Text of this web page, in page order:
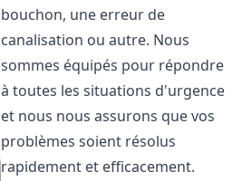
bouchon, une erreur de
canalisation ou autre. Nous
sommes équipés pour répondre
à toutes les situations d'urgence
et nous nous assurons que vos
problèmes soient résolus
rapidement et efficacement.